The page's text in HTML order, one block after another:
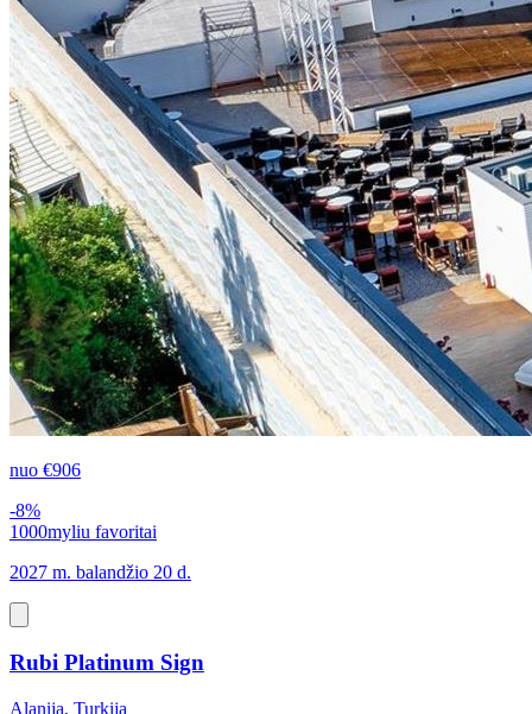
nuo €906
-8%
1000myliu favoritai
2027 m. balandžio 20 d.
Rubi Platinum Sign
Alanija, Turkija